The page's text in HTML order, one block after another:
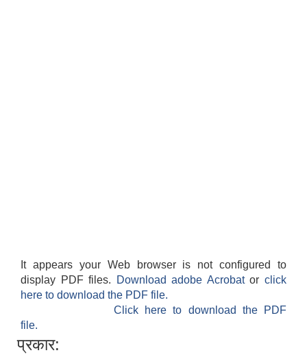
It appears your Web browser is not configured to
display PDF files.
Download adobe Acrobatorclick
here to download the PDF file.
Click here to download the PDF
file.
प्रकार: